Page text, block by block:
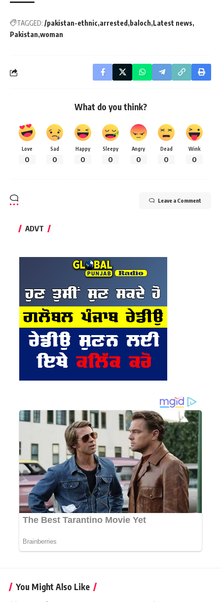
TAGGED: /pakistan-ethnic arrested baloch Latest news
Pakistan woman
What do you think?
Love
0
Sad
0
Happy
0
Sleepy
0
Angry
0
Dead
0
Wink
0
Leave a Comment
ADVT
You Might Also Like